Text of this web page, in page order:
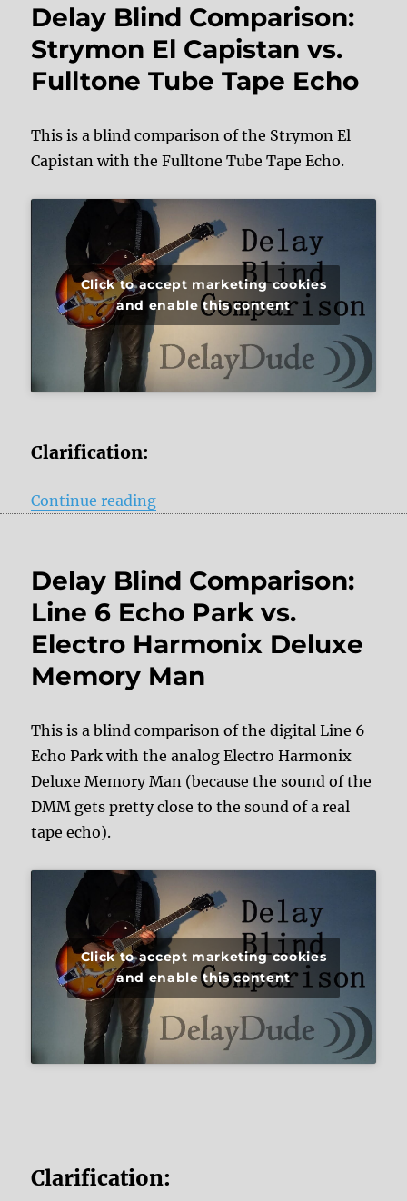
Delay Blind Comparison:
Strymon El Capistan vs.
Fulltone Tube Tape Echo
This is a blind comparison of the Strymon El
Capistan with the Fulltone Tube Tape Echo.
Click to accept marketing cookies
and enable this content
Clarification:
Continue reading“Delay Blind Comparison:
Delay Blind Comparison:
Line 6 Echo Park vs.
Electro Harmonix Deluxe
Memory Man
This is a blind comparison of the digital Line 6
Echo Park with the analog Electro Harmonix
Deluxe Memory Man (because the sound of the
DMM gets pretty close to the sound of a real
tape echo).
Click to accept marketing cookies
and enable this content
Clarification: